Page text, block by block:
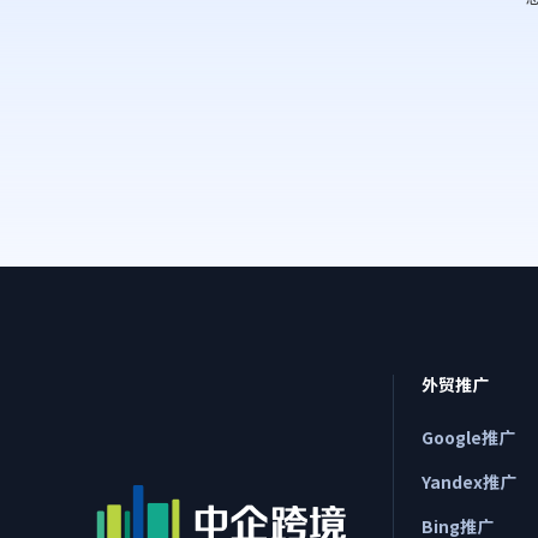
外贸推广
Google推广
Yandex推广
Bing推广